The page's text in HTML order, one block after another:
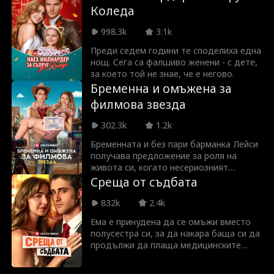
погребалната процесия на Райън.
директор на Lloyd Group, след като
помага на баба му след измама. Като
научава за финансовите ѝ трудности,
той ѝ предлага пари в замяна на
фалшив брак, за да изпълни желанието
на баба си. Те създават неочакван
съюз, докато Остин пази истинската си
самоличност в тайна от нея.
Коледа
998.3k
3.1k
Преди седем години те споделиха една
нощ. Сега са фалшиво женени - с дете,
за което той не знае, че е негово.
Бременна и омъжена за
филмова звезда
302.3k
1.2k
Бременната и без пари барманка Лейси
получава предложение за роля на
живота си, когато несериозният
филмова звезда Крис Пауъл я моли да
се преструва на негова годеница.
Никой от тях не знае, че бебето, което
Среща от съдбата
832k
2.4k
Ема е принудена да се омъжи вместо
полусестра си, за да накара баща си да
продължи да плаща медицинските